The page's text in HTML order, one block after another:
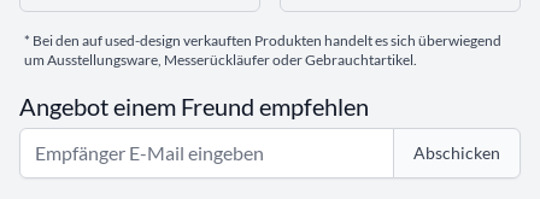
* Bei den auf used-design verkauften Produkten handelt es sich überwiegend
um Ausstellungsware, Messerückläufer oder Gebrauchtartikel.
Angebot einem Freund empfehlen
Abschicken